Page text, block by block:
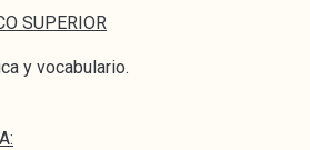
SUPERIOR
y vocabulario.